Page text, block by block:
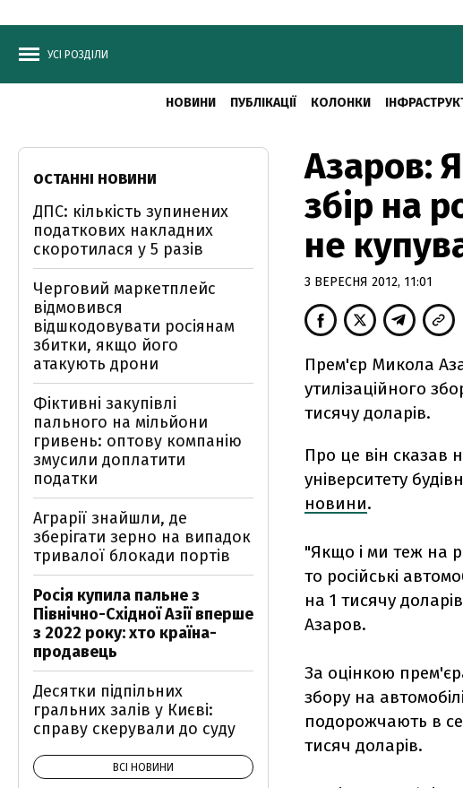
УСІ РОЗДІЛИ
НОВИНИ ПУБЛІКАЦІЇ КОЛОНКИ
Азаров:
збір на
не
3 ВЕРЕСНЯ 2012, 11:01
Прем'єр Микола
утилізаційного
тисячу доларів.
Про це він сказав
університету
новини.
"Якщо і ми теж на
то російські
на 1 тисячу
Азаров.
За оцінкою
збору на
подорожчають в
тисяч доларів.
ОСТАННІ НОВИНИ
ДПС: кількість зупинених
податкових накладних
скоротилася у 5 разів
Черговий маркетплейс
відмовився
відшкодовувати росіянам
збитки, якщо його
атакують дрони
Фіктивні закупівлі
пального на мільйони
гривень: оптову компанію
змусили доплатити
податки
Аграрії знайшли, де
зберігати зерно на випадок
тривалої блокади портів
Росія купила пальне з
Північно-Східної Азії вперше
з 2022 року: хто країна-
продавець
Десятки підпільних
гральних залів у Києві:
справу скерували до суду
ВСІ НОВИНИ